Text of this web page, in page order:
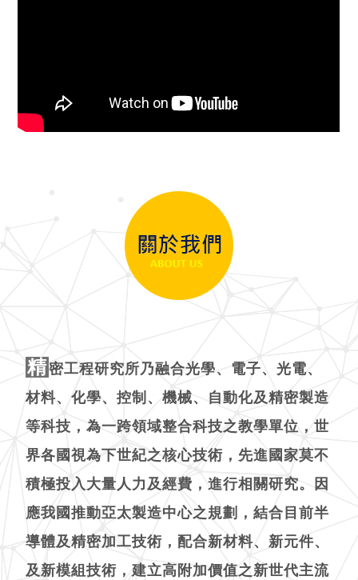
精密工程研究所乃融合光學、電子、光電、
材料、化學、控制、機械、自動化及精密製造
等科技，為一跨領域整合科技之教學單位，世
界各國視為下世紀之核心技術，先進國家莫不
積極投入大量人力及經費，進行相關研究。因
應我國推動亞太製造中心之規劃，結合目前半
導體及精密加工技術，配合新材料、新元件、
及新模組技術，建立高附加價值之新世代主流